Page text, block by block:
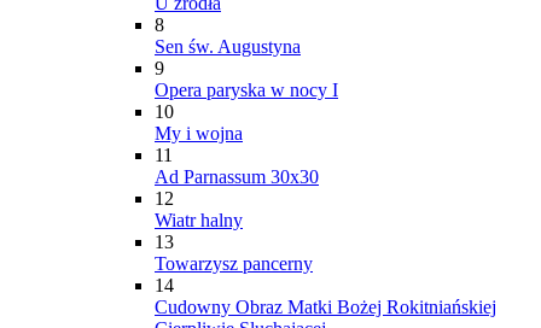
8
Sen św. Augustyna
9
Opera paryska w nocy I
10
My i wojna
11
Ad Parnassum 30x30
12
Wiatr halny
13
Towarzysz pancerny
14
Cudowny Obraz Matki Bożej Rokitniańskiej